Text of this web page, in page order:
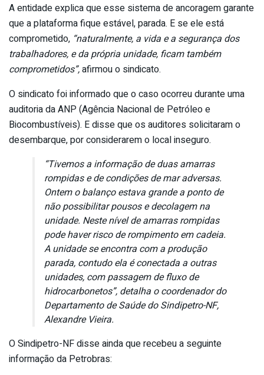
A entidade explica que esse sistema de ancoragem garante
que a plataforma fique estável, parada. E se ele está
comprometido, “naturalmente, a vida e a segurança dos
trabalhadores, e da própria unidade, ficam também
comprometidos”,afirmou o sindicato.
O sindicato foi informado que o caso ocorreu durante uma
auditoria da ANP (Agência Nacional de Petróleo e
Biocombustíveis). E disse que os auditores solicitaram o
desembarque, por considerarem o local inseguro.
“Tivemos a informação de duas amarras
rompidas e de condições de mar adversas.
Ontem o balanço estava grande a ponto de
não possibilitar pousos e decolagem na
unidade. Neste nível de amarras rompidas
pode haver risco de rompimento em cadeia.
A unidade se encontra com a produção
parada, contudo ela é conectada a outras
unidades, com passagem de fluxo de
hidrocarbonetos”, detalha o coordenador do
Departamento de Saúde do Sindipetro-NF,
Alexandre Vieira.
O Sindipetro-NF disse ainda que recebeu a seguinte
informação da Petrobras: